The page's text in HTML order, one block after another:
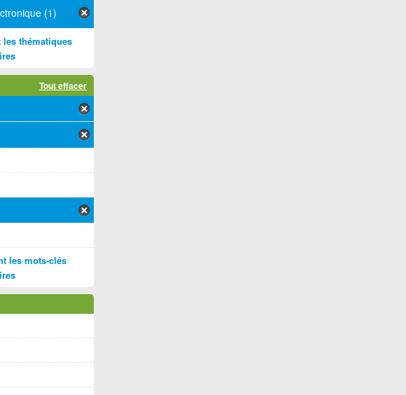
(1)
thématiques
Tout effacer
les mots-clés